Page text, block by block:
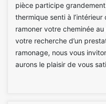
pièce participe
thermique senti à l’intérieur
ramoner votre cheminée
votre recherche d’un
ramonage, nous vous
aurons le plaisir de vous